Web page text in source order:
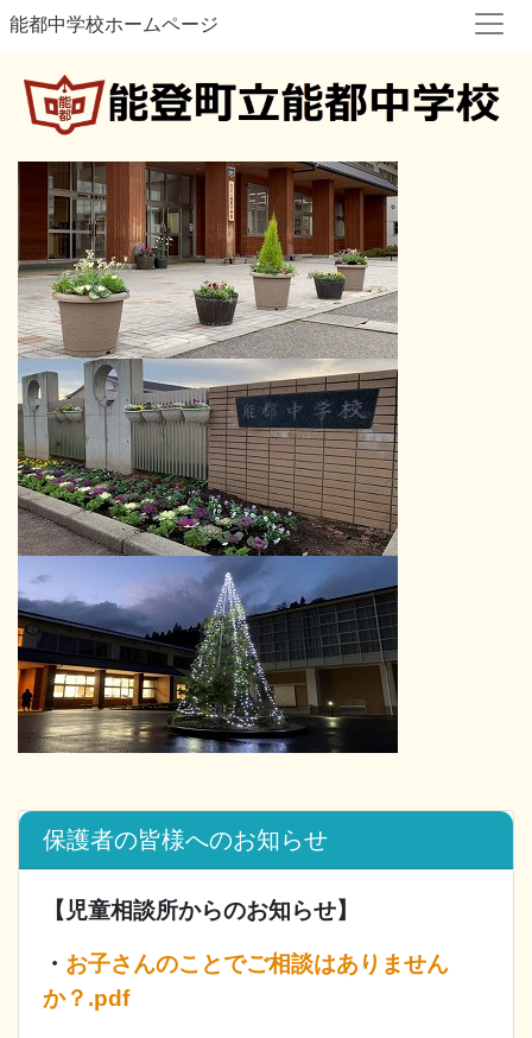
能都中学校ホームページ
保護者の皆様へのお知らせ
【児童相談所からのお知らせ】
・ お子さんのことでご相談はありません
か？.pdf